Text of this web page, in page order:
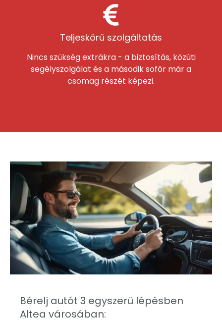
Teljeskörű szolgáltatás
Nincs szükség extrákra - a biztosítás, közúti
segélyszolgálat és a második sofőr már a
csomag részét képezi.
Bérelj autót 3 egyszerű lépésben
Altea városában: